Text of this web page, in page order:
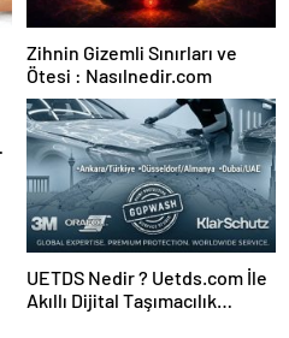
Zihnin Gizemli Sınırları ve
Ötesi : Nasılnedir.com
UETDS Nedir ? Uetds.com İle
Akıllı Dijital Taşımacılık